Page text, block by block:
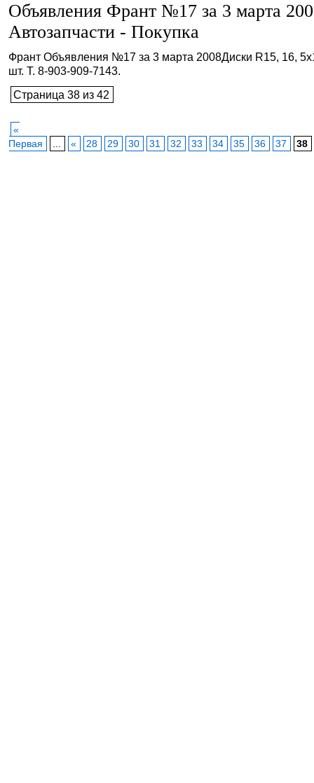
Объявления Франт №17 за 3 марта
Автозапчасти - Покупка
Франт Объявления №17 за 3 марта 2008Диски R15, 16,
шт. Т. 8-903-909-7143.
Страница 38 из 42
«
Первая
« 28 29 30 31 32 33 34 35 36 37 38